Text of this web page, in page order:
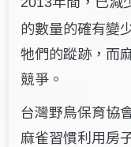
的數量的確有變
牠們的蹤跡，而
競爭。
台灣野鳥保育協
麻雀習慣利用房